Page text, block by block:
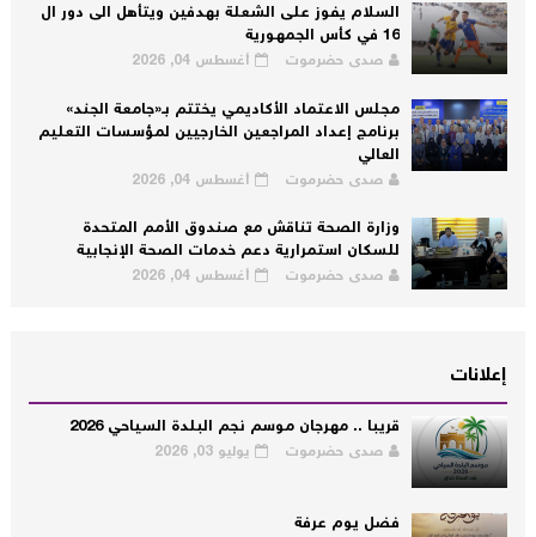
السلام يفوز على الشعلة بهدفين ويتأهل الى دور ال
16 في كأس الجمهورية
صدى حضرموت أغسطس 04, 2026
مجلس الاعتماد الأكاديمي يختتم بـ«جامعة الجند»
برنامج إعداد المراجعين الخارجيين لمؤسسات التعليم
العالي
صدى حضرموت أغسطس 04, 2026
وزارة الصحة تناقش مع صندوق الأمم المتحدة
للسكان استمرارية دعم خدمات الصحة الإنجابية
صدى حضرموت أغسطس 04, 2026
إعلانات
قريبا .. مهرجان موسم نجم البلدة السياحي 2026
صدى حضرموت يوليو 03, 2026
فضل يوم عرفة